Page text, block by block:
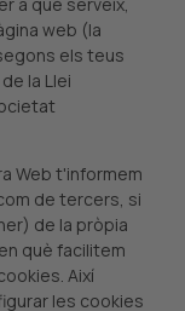
web (la
els teus
la Llei
Web t'informem
de tercers, si
de la pròpia
què facilitem
Així
les cookies